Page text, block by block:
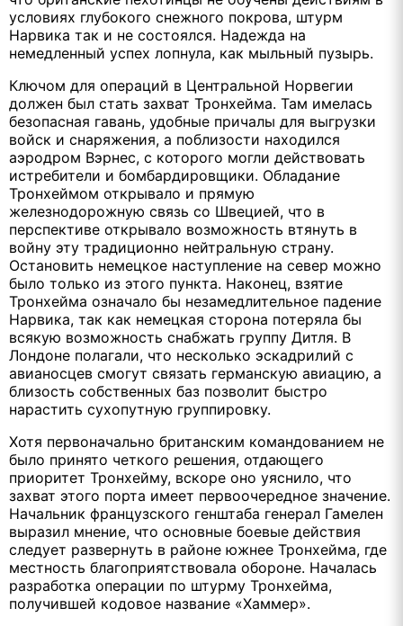
условиях глубокого снежного покрова, штурм
Нарвика так и не состоялся. Надежда на
немедленный успех лопнула, как мыльный пузырь.
Ключом для операций в Центральной Норвегии
должен был стать захват Тронхейма. Там имелась
безопасная гавань, удобные причалы для выгрузки
войск и снаряжения, а поблизости находился
аэродром Вэрнес, с которого могли действовать
истребители и бомбардировщики. Обладание
Тронхеймом открывало и прямую
железнодорожную связь со Швецией, что в
перспективе открывало возможность втянуть в
войну эту традиционно нейтральную страну.
Остановить немецкое наступление на север можно
было только из этого пункта. Наконец, взятие
Тронхейма означало бы незамедлительное падение
Нарвика, так как немецкая сторона потеряла бы
всякую возможность снабжать группу Дитля. В
Лондоне полагали, что несколько эскадрилий с
авианосцев смогут связать германскую авиацию, а
близость собственных баз позволит быстро
нарастить сухопутную группировку.
Хотя первоначально британским командованием не
было принято четкого решения, отдающего
приоритет Тронхейму, вскоре оно уяснило, что
захват этого порта имеет первоочередное значение.
Начальник французского генштаба генерал Гамелен
выразил мнение, что основные боевые действия
следует развернуть в районе южнее Тронхейма, где
местность благоприятствовала обороне. Началась
разработка операции по штурму Тронхейма,
получившей кодовое название «Хаммер».